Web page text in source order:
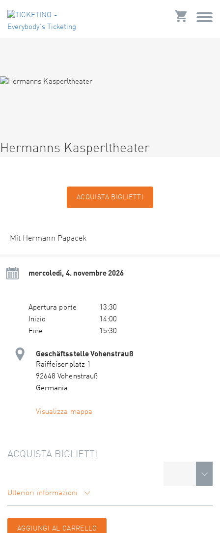
Hermanns Kasperltheater
ACQUISTA BIGLIETTI
Mit Hermann Papacek
mercoledì, 4. novembre 2026
Apertura porte
13:30
Inizio
14:00
Fine
15:30
Geschäftsstelle Vohenstrauß
Raiffeisenplatz 1
92648 Vohenstrauß
Germania
Visualizza mappa
ACQUISTA BIGLIETTI
Ulteriori informazioni
AGGIUNGI AL CARRELLO